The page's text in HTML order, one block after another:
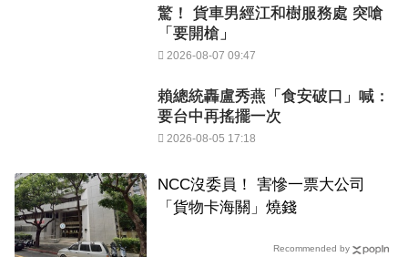
驚！ 貨車男經江和樹服務處 突嗆
「要開槍」
2026-08-07 09:47
賴總統轟盧秀燕「食安破口」喊：
要台中再搖擺一次
2026-08-05 17:18
NCC沒委員！ 害慘一票大公司
「貨物卡海關」燒錢
Recommended by